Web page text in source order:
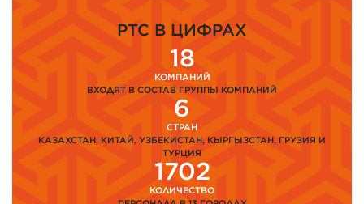
PTC В ЦИФРАХ
18
КОМПАНИЙ
ВХОДЯТ В СОСТАВ ГРУППЫ КОМПАНИЙ
6
СТРАН
КАЗАХСТАН, КИТАЙ, УЗБЕКИСТАН, КЫРГЫЗСТАН, ГРУЗИЯ И
ТУРЦИЯ
1702
КОЛИЧЕСТВО